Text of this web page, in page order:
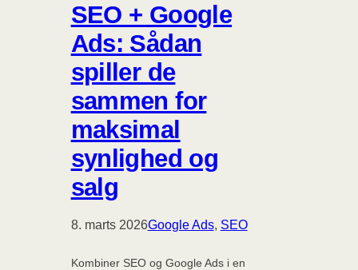
SEO + Google
Ads: Sådan
spiller de
sammen for
maksimal
synlighed og
salg
8. marts 2026Google Ads, SEO
Kombiner SEO og Google Ads i en